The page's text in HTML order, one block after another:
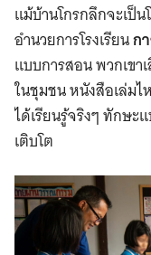
แม้บ้านโกรกลึกจะเป็
อำนวยการโรงเรียนก
แบบการสอน พวกเขา
ในชุมชน หนังสือเล่ม
ได้เรียนรู้จริงๆ ทักษ
เติบโต